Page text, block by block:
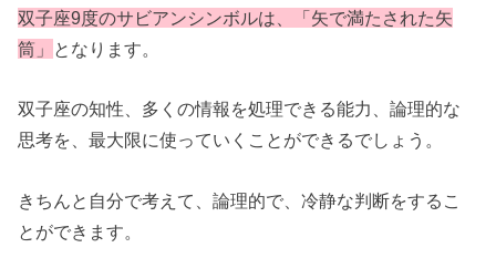
双子座9度のサビアンシンボルは、「矢で満たされた矢
筒 」 となります。
双子座の知性、多くの情報を処理できる能力、論理的な
思考を、最大限に使っていくことができるでしょう。
きちんと自分で考えて、論理的で、冷静な判断をするこ
とができます。